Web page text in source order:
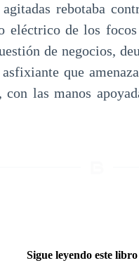
rebotaba
eléctrico de los
de negocios,
que
las manos
Sigue leyendo este